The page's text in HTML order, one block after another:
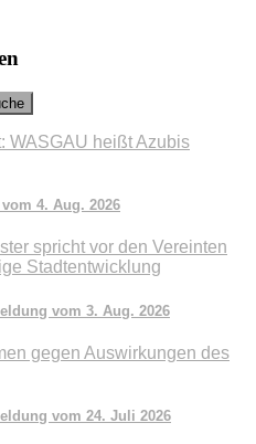
WASGAU heißt Azubis
4. Aug. 2026
spricht vor den Vereinten
Stadtentwicklung
vom 3. Aug. 2026
gegen Auswirkungen des
vom 24. Juli 2026